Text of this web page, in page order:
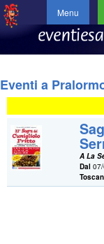
Menu
Eventi a
A La
Dal